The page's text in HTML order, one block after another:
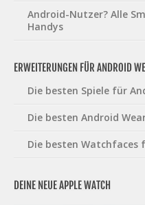
Android-Nutzer? Alle
Handys
ERWEITERUNGEN FÜR ANDROID
Die besten Spiele für
Die besten Android
Die besten Watchfaces
DEINE NEUE APPLE WATCH